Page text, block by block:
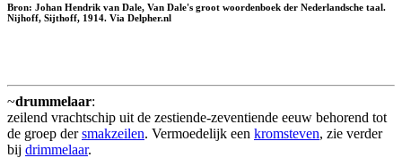
Bron: Johan Hendrik van Dale, Van Dale's groot woordenboek der Nederlandsche taal.
Nijhoff, Sijthoff, 1914. Via Delpher.nl
~drummelaar:
zeilend vrachtschip uit de zestiende-zeventiende eeuw behorend tot
de groep dersmakzeilen. Vermoedelijk een kromsteven, zie verder
bij drimmelaar.